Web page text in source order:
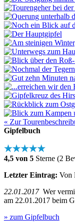
« Zur
Gipfelbuch
★★★★★
4,5 von 5 Sterne (2
Letzter Eintrag: Von
22.01.2017Wer
am 22.01.2017 beim
» zum Gipfelbuch